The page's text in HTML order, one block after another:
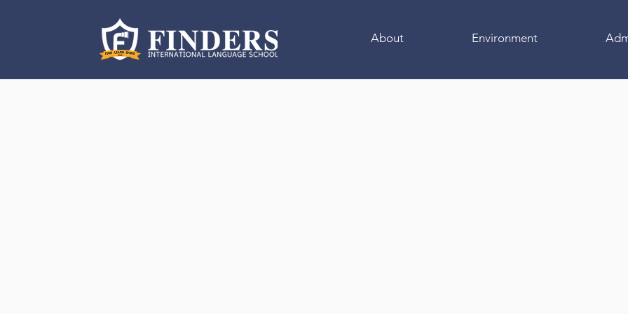
About Environment